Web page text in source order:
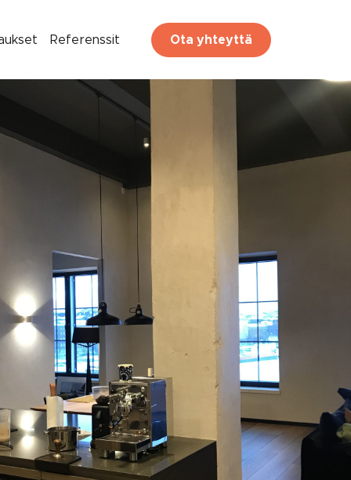
Referenssit Ota yhteyttä